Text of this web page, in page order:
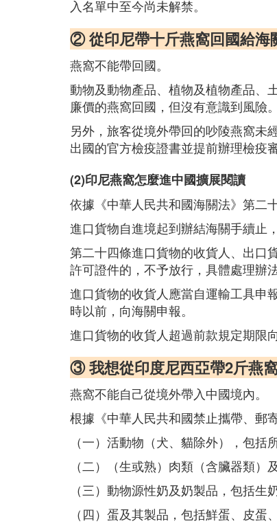
入名單中至今尚未解禁。
② 從印尼帶十斤燕窩回國給海
燕窩不能帶回國。
動物及動物產品、植物及植物產品、
廉價的燕窩回國，但沒有意識到風險
另外，旅客從境外帶回的吵陵燕窩未
出國的官方檢疫證書並提前辦理檢疫
(2)印尼燕窩怎麼進中國擴展閱讀
依據《中華人民共和國海關法》第二
進口貨物自進境起到辦結海關手續止
第二十四條進口貨物的收貨人、出口
許可證件的，不予放行，具體處理辦
進口貨物的收貨人應當自運輸工具申
時以前，向海關申報。
進口貨物的收貨人超過前款規定期限
③ 我想從印度尼西亞帶2斤燕
燕窩不能自己從境外帶入中國境內。
根據《中華人民共和國禁止攜帶、郵
（一）活動物（犬、貓除外），包
（二）（生或熟）肉類（含臟器類）
（三）動物源性奶及奶製品，包括
（四）蛋及其製品，包括鮮蛋、皮蛋